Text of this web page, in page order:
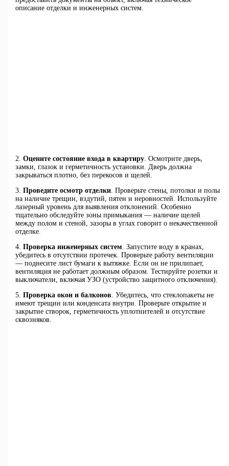
описание отделки и инженерных систем.
2. Оцените состояние входа в квартиру. Осмотрите дверь,
замки, глазок и герметичность установки. Дверь должна
закрываться плотно, без перекосов и щелей.
3. Проведите осмотр отделки. Проверьте стены, потолки и полы
на наличие трещин, вздутий, пятен и неровностей. Используйте
лазерный уровень для выявления отклонений. Особенно
тщательно обследуйте зоны примыкания — наличие щелей
между полом и стеной, зазоры в углах говорит о некачественной
отделке.
4. Проверка инженерных систем. Запустите воду в кранах,
убедитесь в отсутствии протечек. Проверьте работу вентиляции
— поднесите лист бумаги к вытяжке. Если он не прилипает,
вентиляция не работает должным образом. Тестируйте розетки и
выключатели, включая УЗО (устройство защитного отключения).
5. Проверка окон и балконов. Убедитесь, что стеклопакеты не
имеют трещин или конденсата внутри. Проверьте открытие и
закрытие створок, герметичность уплотнителей и отсутствие
сквозняков.